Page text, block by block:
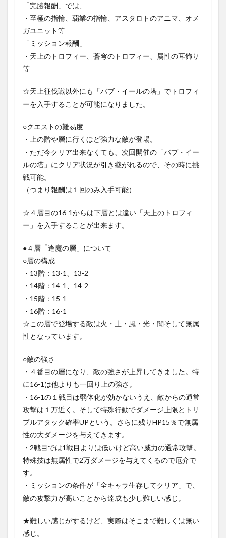
「完勝報酬」では、
・至極の指輪、覇業の指輪、アスタロトのアニマ、オメ
ガユニット等
「ミッション報酬」
・天上のトロフィー、蒼穹のトロフィー、属性の耳飾り
等
☆天上征伐戦以外にも「バブ・イールの塔」でトロフィ
ーを入手することが可能になりました。
○クエストの難易度
・上の階や層に行くほど強力な敵が登場。
・ただ今クリア出来なくても、次回開催の「バブ・イー
ルの塔」にクリア状況が引き継がれるので、その時に挑
戦可能。
（つまり報酬は１回のみ入手可能）
☆４層目の16-1からは下層とは違い「天上のトロフィ
ー」を入手することが出来ます。
●４層「逢魔の層」について
○層の構成
・13階：13-1、13-2
・14階：14-1、14-2
・15階：15-1
・16階：16-1
☆この層で登場する敵は火・土・風・光・闇そして無属
性となっています。
○敵の強さ
・４番目の層になり、敵の強さが上昇してきました。特
に16-1は他よりも一回り上の強さ。
・16-1の１戦目は弱体化が効かないうえ、敵からの通常
攻撃は１万近く。そして特殊行動でダメージ上限とトリ
プルアタック確率UPという。さらに残りHP15％で無属
性の大ダメージを与えてきます。
・2戦目では1戦目よりは低いけど高い威力の通常攻撃。
特殊技は無属性で2万ダメージを与えてくるので厄介で
す。
・ミッションの条件が「全キャラ生存してクリア」で、
敵の攻撃力が高いことから達成も少し難しい感じ。
★難しい感じがするけど、実際はそこまで難しくは無い
感じ。